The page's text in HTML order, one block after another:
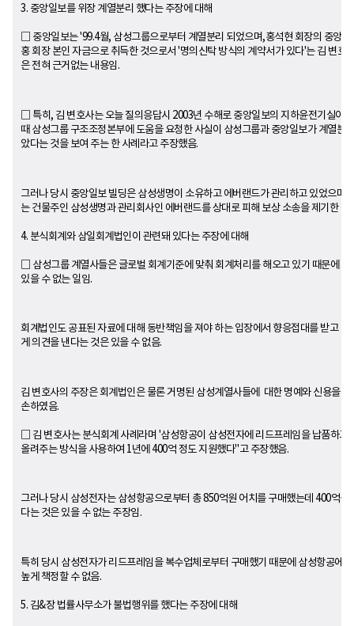
3. 중앙일보를 위장 계열분리 했다는 주장에 대해
□ 중앙일보는 '99.4월, 삼성그룹으로부터 계열분리 되었으며,홍석현 회장의 중앙일
홍 회장 본인 자금으로 취득한 것으로서 '명의신탁 방식의 계약서가 있다'는 김 변호
은 전혀 근거없는 내용임.
□ 특히, 김 변호사는 오늘 질의응답시 2003년 수해로 중앙일보의 지하윤전기실이
때 삼성그룹 구조조정본부에 도움을 요청한 사실이 삼성그룹과 중앙일보가 계열분
았다는 것을 보여 주는 한 사례라고 주장했음.
그러나 당시 중앙일보 빌딩은 삼성생명이 소유하고 에버랜드가 관리하고 있었으며,
는 건물주인 삼성생명과 관리회사인 에버랜드를 상대로 피해 보상 소송을 제기한 바
4. 분식회계와 삼일회계법인이 관련돼 있다는 주장에 대해
□ 삼성그룹 계열사들은 글로벌 회계기준에 맞춰 회계처리를 해오고 있기 때문에 분
있을 수 없는 일임.
회계법인도 공표된 자료에 대해 동반책임을 져야 하는 입장에서 향응접대를 받고 사
게 의견을 낸다는 것은 있을 수 없음.
김 변호사의 주장은 회계법인은 물론 거명된 삼성계열사들에 대한 명예와 신용을
손하였음.
□ 김 변호사는 분식회계 사례라며 '삼성항공이 삼성전자에 리드프레임을 납품하고,
올려주는 방식을 사용하여 1년에 400억 정도 지원했다"고 주장했음.
그러나 당시 삼성전자는 삼성항공으로부터 총 850억원 어치를 구매했는데 400억원
다는 것은 있을 수 없는 주장임.
특히 당시 삼성전자가 리드프레임을 복수업체로부터 구매했기 때문에 삼성항공에
높게 책정할 수 없음.
5. 김&장 법률사무소가 불법행위를 했다는 주장에 대해